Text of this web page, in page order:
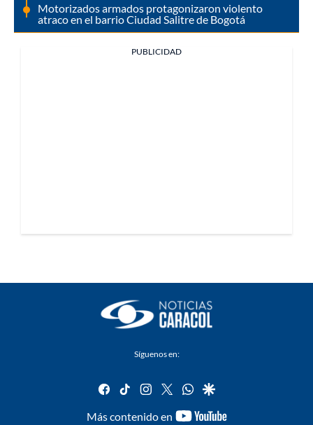
Motorizados armados protagonizaron violento
atraco en el barrio Ciudad Salitre de Bogotá
PUBLICIDAD
Síguenos en:
facebook
tiktok instagram
twitterwhatsapp
google
Más contenido en
youtube-